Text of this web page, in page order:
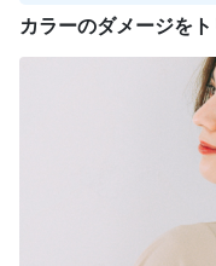
カラーのダメージを